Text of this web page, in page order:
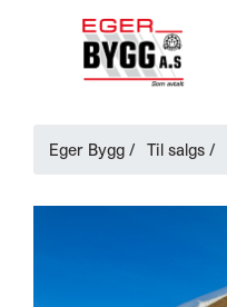
Eger Bygg / Til salgs /